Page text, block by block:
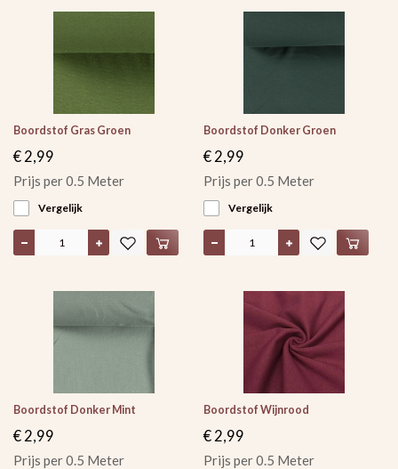
Boordstof Gras Groen
€ 2,99
Prijs per 0.5 Meter
Vergelijk
Boordstof Donker Groen
€ 2,99
Prijs per 0.5 Meter
Vergelijk
Boordstof Donker Mint
€ 2,99
Prijs per 0.5 Meter
Boordstof Wijnrood
€ 2,99
Prijs per 0.5 Meter